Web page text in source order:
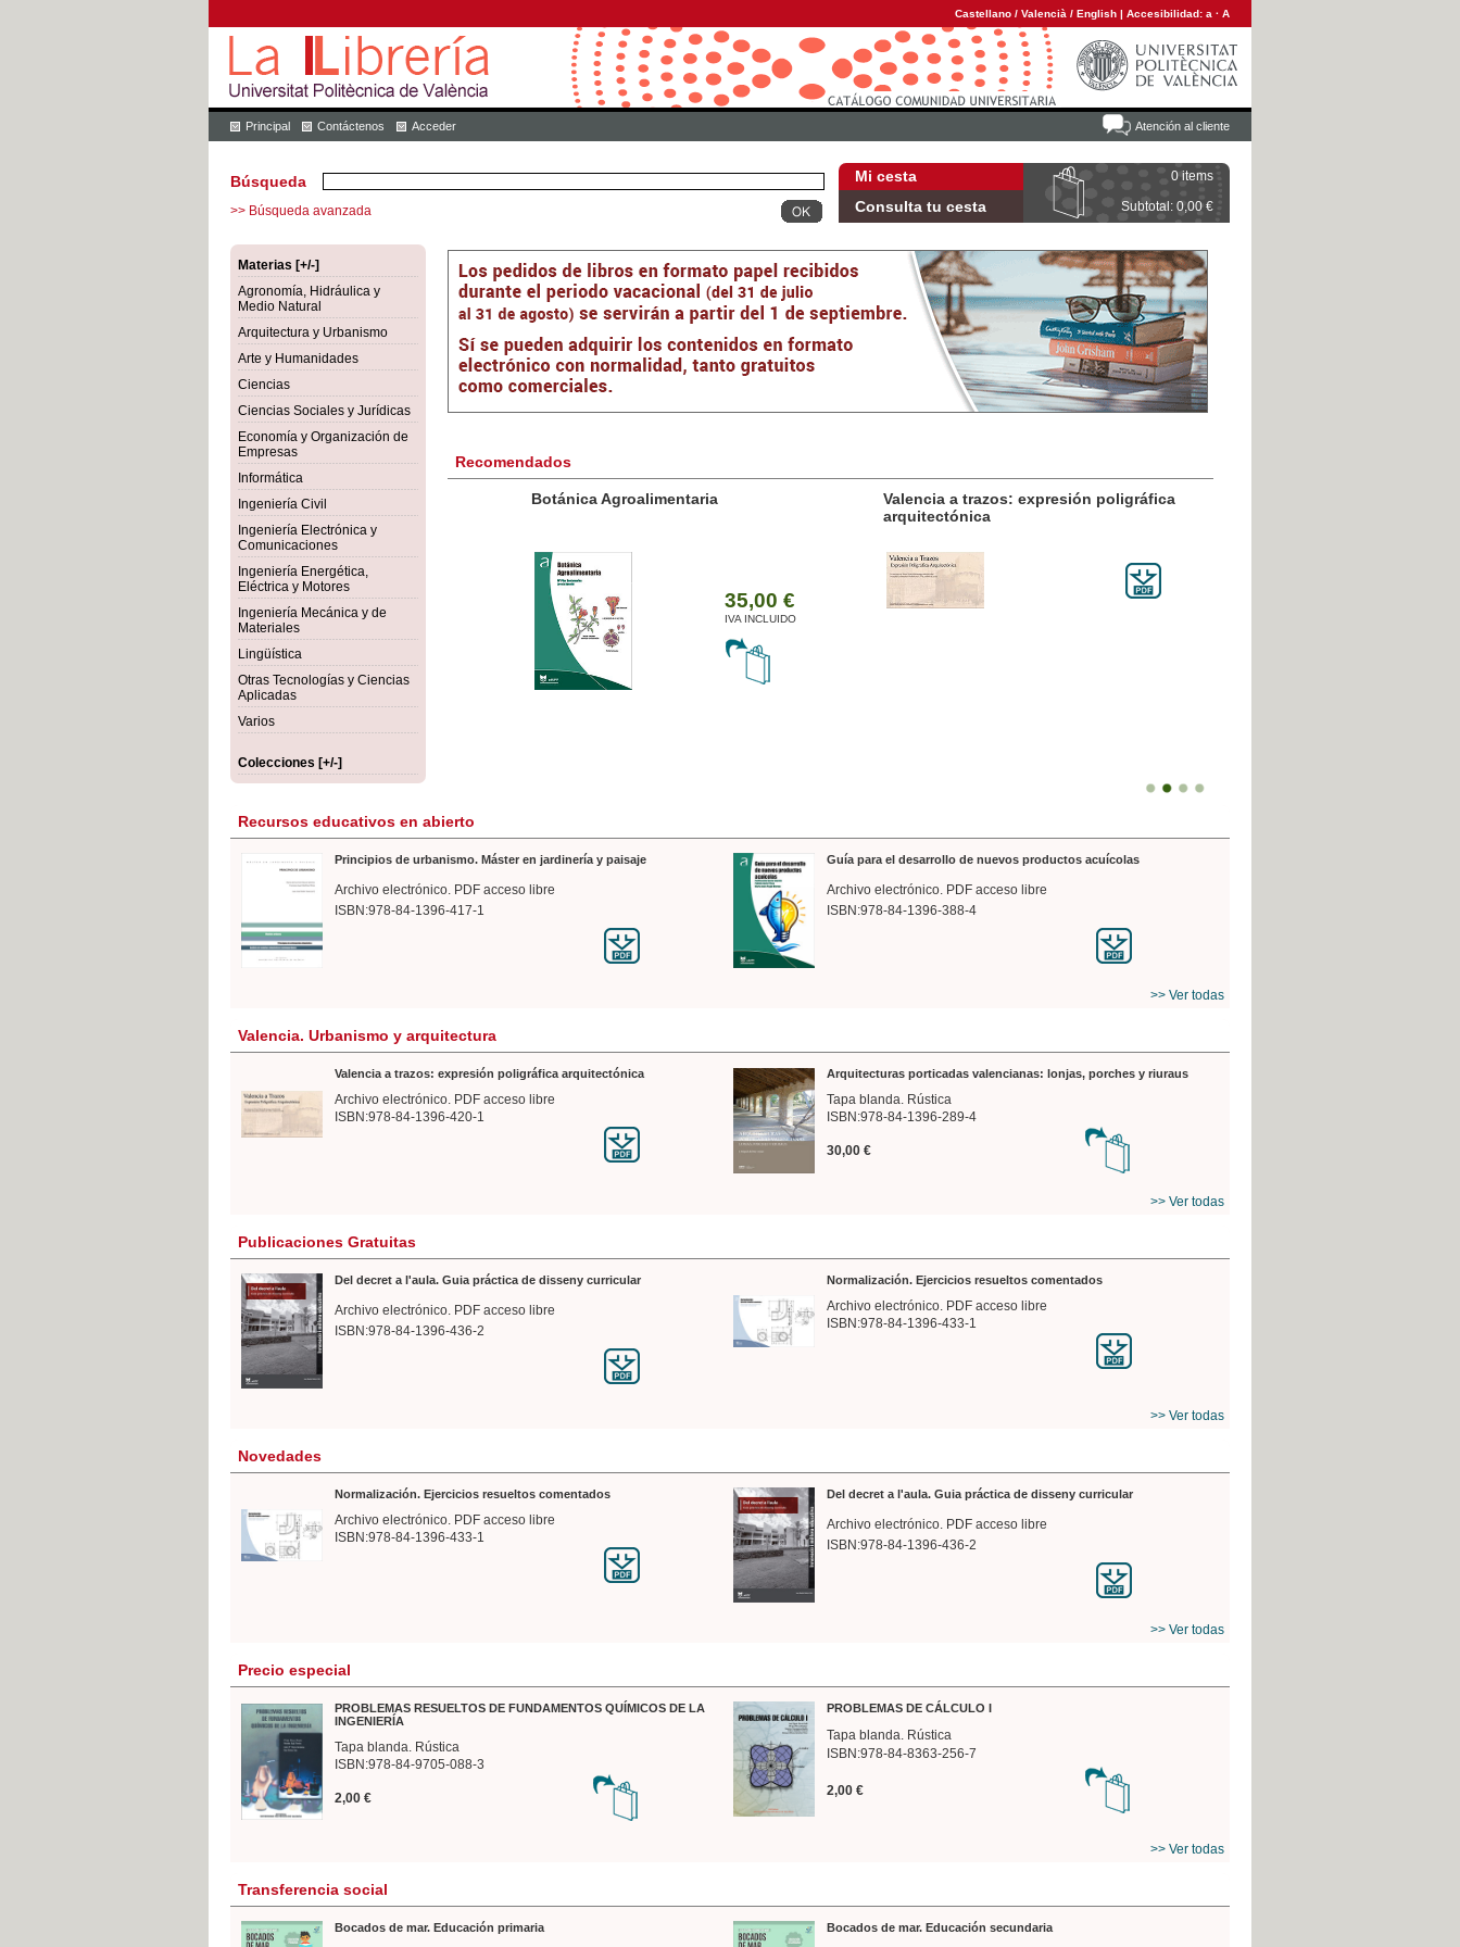
Castellano / Valencià / English | Accesibilidad: a · A
Atención al cliente
Principal Contáctenos Acceder
Mi cesta 0 items
Consulta tu cesta Subtotal: 0,00 €
Búsqueda
>> Búsqueda avanzada
Materias [+/-]
Agronomía, Hidráulica y
Medio Natural
Arquitectura y Urbanismo
Arte y Humanidades
Ciencias
Ciencias Sociales y Jurídicas
Economía y Organización de
Empresas
Informática
Ingeniería Civil
Ingeniería Electrónica y
Comunicaciones
Ingeniería Energética,
Eléctrica y Motores
Ingeniería Mecánica y de
Materiales
Lingüística
Otras Tecnologías y Ciencias
Aplicadas
Varios
Colecciones [+/-]
Recomendados
Botánica Agroalimentaria
Valencia a trazos: expresión poligráfica
arquitectónica
Recursos educativos en abierto
Principios de urbanismo. Máster en jardinería y paisaje
Archivo electrónico. PDF acceso libre
ISBN:978-84-1396-417-1
Guía para el desarrollo de nuevos productos acuícolas
Archivo electrónico. PDF acceso libre
ISBN:978-84-1396-388-4
>> Ver todas
Valencia. Urbanismo y arquitectura
Valencia a trazos: expresión poligráfica arquitectónica
Archivo electrónico. PDF acceso libre
ISBN:978-84-1396-420-1
Arquitecturas porticadas valencianas: lonjas, porches y riuraus
Tapa blanda. Rústica
ISBN:978-84-1396-289-4
30,00 €
>> Ver todas
Publicaciones Gratuitas
Del decret a l'aula. Guia práctica de disseny curricular
Archivo electrónico. PDF acceso libre
ISBN:978-84-1396-436-2
Normalización. Ejercicios resueltos comentados
Archivo electrónico. PDF acceso libre
ISBN:978-84-1396-433-1
>> Ver todas
Novedades
Normalización. Ejercicios resueltos comentados
Archivo electrónico. PDF acceso libre
ISBN:978-84-1396-433-1
Del decret a l'aula. Guia práctica de disseny curricular
Archivo electrónico. PDF acceso libre
ISBN:978-84-1396-436-2
>> Ver todas
Precio especial
PROBLEMAS RESUELTOS DE FUNDAMENTOS QUÍMICOS DE LA
INGENIERÍA
Tapa blanda. Rústica
ISBN:978-84-9705-088-3
2,00 €
PROBLEMAS DE CÁLCULO I
Tapa blanda. Rústica
ISBN:978-84-8363-256-7
2,00 €
>> Ver todas
Transferencia social
Bocados de mar. Educación primaria Bocados de mar. Educación secundaria